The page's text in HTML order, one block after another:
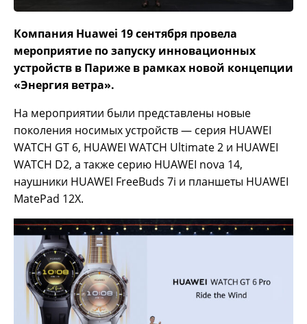
Компания Huawei 19 сентября провела
мероприятие по запуску инновационных
устройств в Париже в рамках новой концепции
«Энергия ветра».
На мероприятии были представлены новые
поколения носимых устройств — серия HUAWEI
WATCH GT 6, HUAWEI WATCH Ultimate 2 и HUAWEI
WATCH D2, а также серию HUAWEI nova 14,
наушники HUAWEI FreeBuds 7i и планшеты HUAWEI
MatePad 12X.